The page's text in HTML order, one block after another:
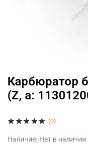
(0)
Наличие: Нет в наличии
Карбюратор
(Z, а: